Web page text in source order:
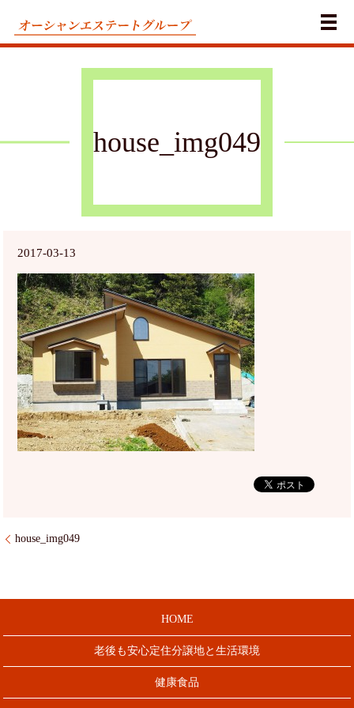
メ
house_img049
2017-03-13
house_img049
HOME
老後も安心定住分譲地と生活環境
健康食品